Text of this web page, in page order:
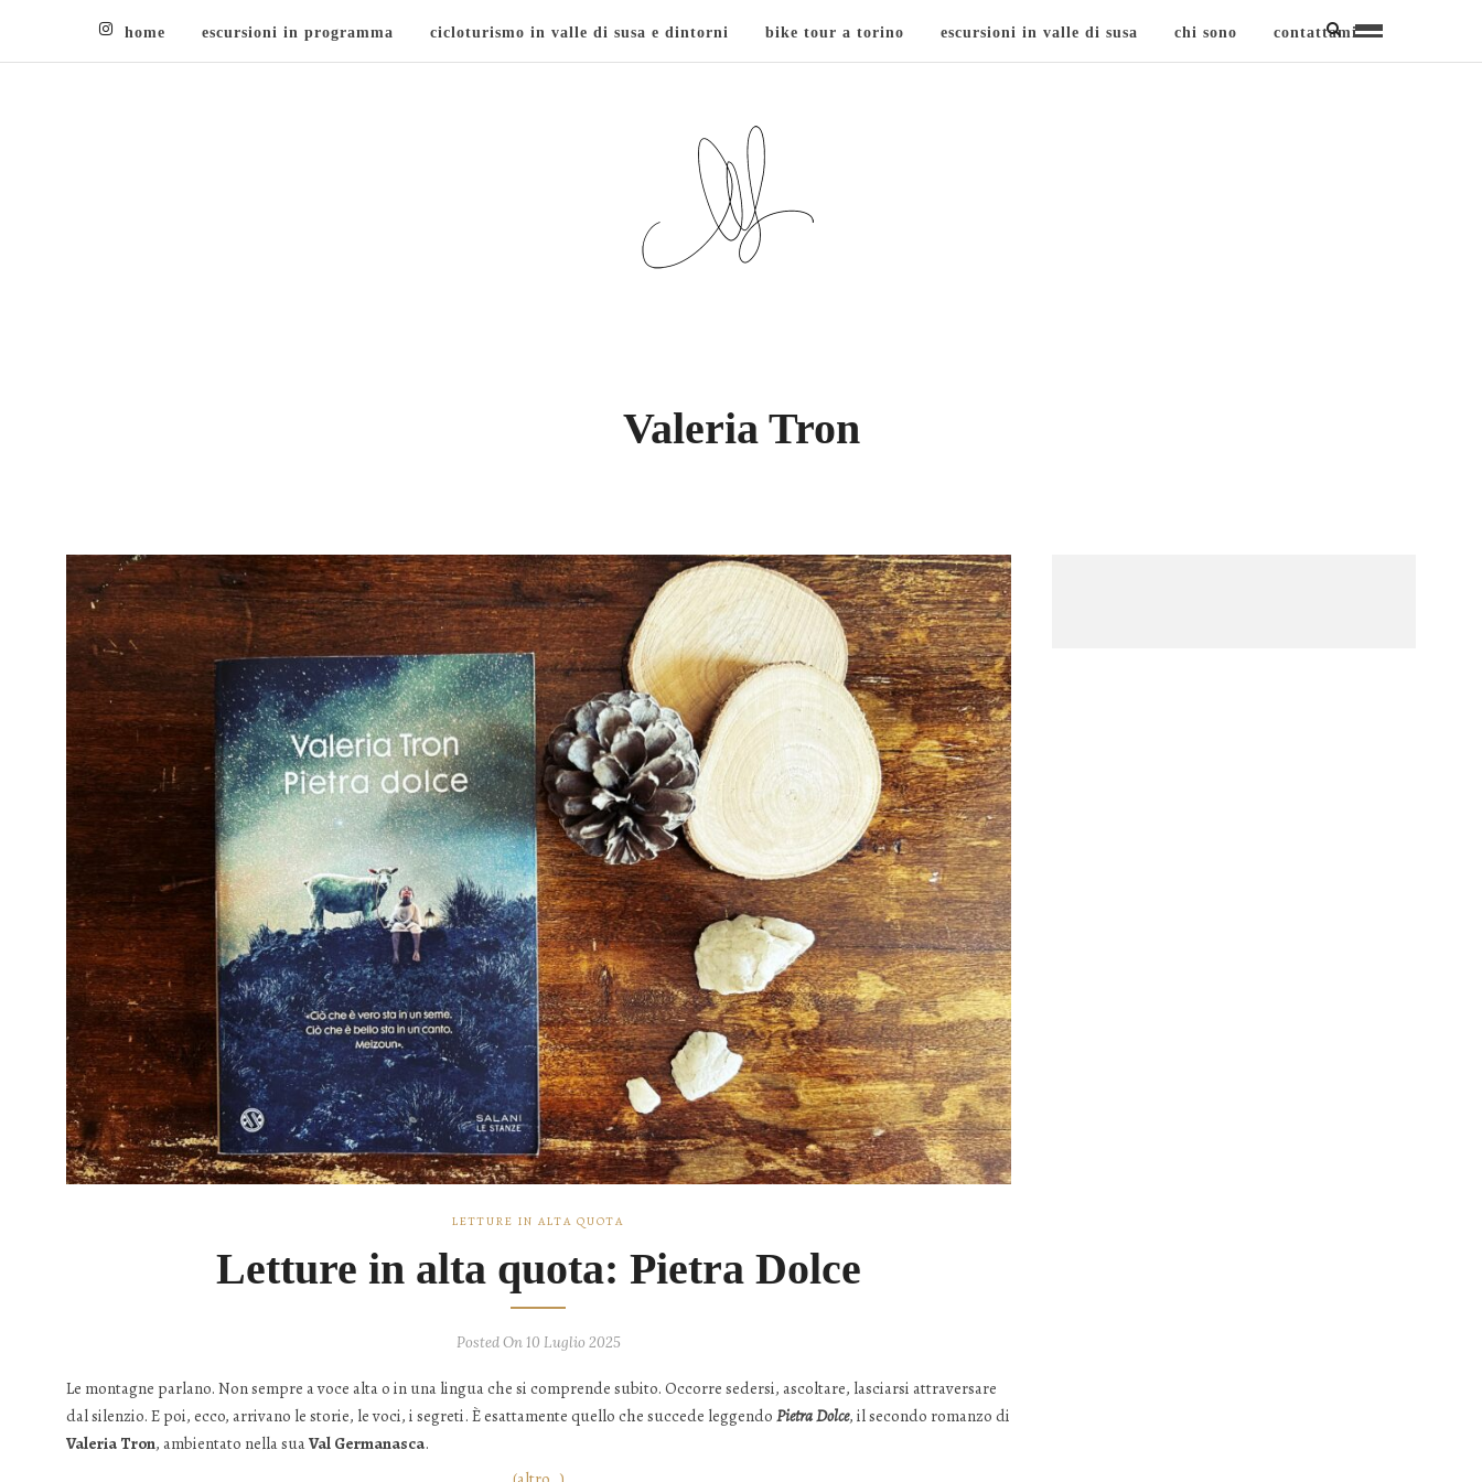
home escursioni in programma cicloturismo in valle di susa e dintorni bike tour a torino escursioni in valle di susa chi sono contattami
Valeria Tron
LETTURE IN ALTA QUOTA
Letture in alta quota: Pietra Dolce
Posted On 10 Luglio 2025
Le montagne parlano. Non sempre a voce alta o in una lingua che si comprende subito. Occorre sedersi, ascoltare, lasciarsi attraversare
dal silenzio. E poi, ecco, arrivano le storie, le voci, i segreti. È esattamente quello che succede leggendo Pietra Dolce, il secondo romanzo di
Valeria Tron, ambientato nella suaVal Germanasca.